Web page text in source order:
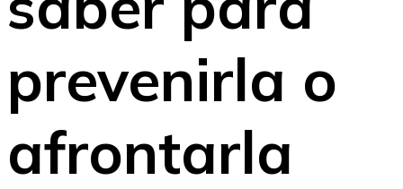
prevenirla o
afrontarla